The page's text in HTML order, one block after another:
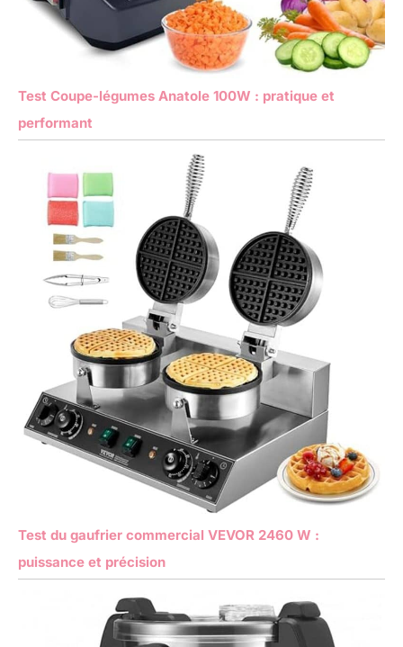
Test Coupe-légumes Anatole 100W : pratique et
performant
Test du gaufrier commercial VEVOR 2460 W :
puissance et précision